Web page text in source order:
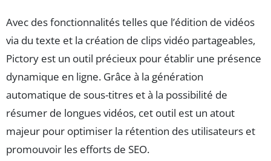
Avec des fonctionnalités telles que l’édition de vidéos
via du texte et la création de clips vidéo partageables,
Pictory est un outil précieux pour établir une présence
dynamique en ligne. Grâce à la génération
automatique de sous-titres et à la possibilité de
résumer de longues vidéos, cet outil est un atout
majeur pour optimiser la rétention des utilisateurs et
promouvoir les efforts de SEO.